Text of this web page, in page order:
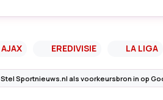
AJAX EREDIVISIE LA LIGA
Stel Sportnieuws.nl als voorkeursbron in op